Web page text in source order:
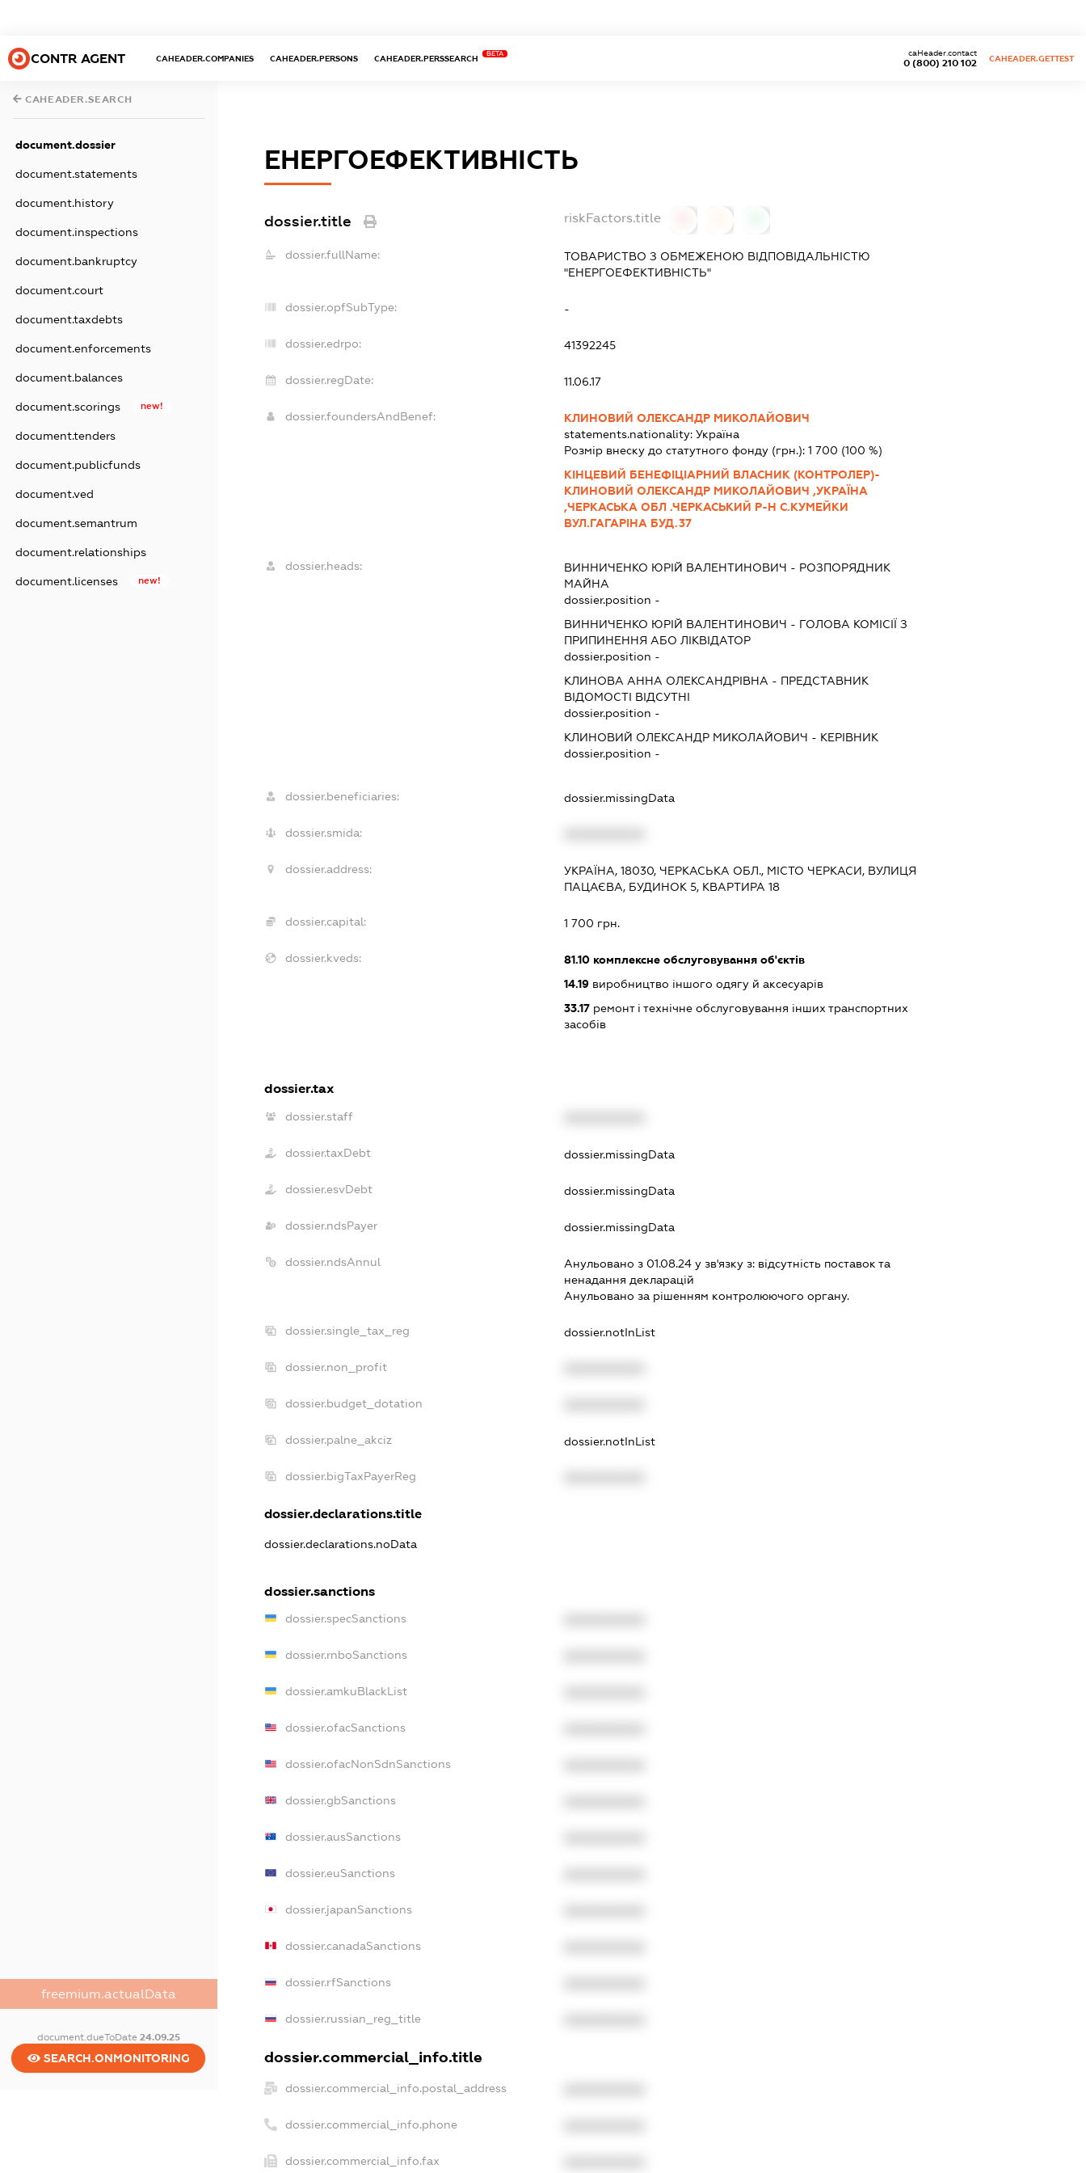
CONTR AGENT CAHEADER.COMPANIES CAHEADER.PERSONS CAHEADER.PERSSEARCH
BETA
0 (800) 210 102
caHeader.contact
CAHEADER.GETTEST
CAHEADER.SEARCH
document.dossier
document.statements
document.history
document.inspections
document.bankruptcy
document.court
document.taxdebts
document.enforcements
document.balances
document.scorings new!
document.tenders
document.publicfunds
document.ved
document.semantrum
document.relationships
document.licenses new!
freemium.actualData
document.dueToDate 24.09.25
SEARCH.ONMONITORING
ЕНЕРГОЕФЕКТИВНІСТЬ
dossier.title riskFactors.title
dossier.fullName:
ТОВАРИСТВО З ОБМЕЖЕНОЮ ВІДПОВІДАЛЬНІСТЮ
"ЕНЕРГОЕФЕКТИВНІСТЬ"
dossier.opfSubType: -
dossier.edrpo: 41392245
dossier.regDate: 11.06.17
dossier.foundersAndBenef:
КЛИНОВИЙ ОЛЕКСАНДР МИКОЛАЙОВИЧ
statements.nationality:Україна
Розмір внеску до статутного фонду (грн.):1 700 (100 %)
КІНЦЕВИЙ БЕНЕФІЦІАРНИЙ ВЛАСНИК (КОНТРОЛЕР)-
КЛИНОВИЙ ОЛЕКСАНДР МИКОЛАЙОВИЧ ,УКРАЇНА
,ЧЕРКАСЬКА ОБЛ .ЧЕРКАСЬКИЙ Р-Н С.КУМЕЙКИ
ВУЛ.ГАГАРІНА БУД.37
dossier.heads: ВИННИЧЕНКО ЮРІЙ ВАЛЕНТИНОВИЧ - РОЗПОРЯДНИК
МАЙНА
dossier.position -
ВИННИЧЕНКО ЮРІЙ ВАЛЕНТИНОВИЧ - ГОЛОВА КОМІСІЇ З
ПРИПИНЕННЯ АБО ЛІКВІДАТОР
dossier.position -
КЛИНОВА АННА ОЛЕКСАНДРІВНА - ПРЕДСТАВНИК
ВІДОМОСТІ ВІДСУТНІ
dossier.position -
КЛИНОВИЙ ОЛЕКСАНДР МИКОЛАЙОВИЧ - КЕРІВНИК
dossier.position -
dossier.beneficiaries: dossier.missingData
dossier.smida:
dossier.address:
УКРАЇНА, 18030, ЧЕРКАСЬКА ОБЛ., МІСТО ЧЕРКАСИ, ВУЛИЦЯ
ПАЦАЄВА, БУДИНОК 5, КВАРТИРА 18
dossier.capital: 1 700 грн.
dossier.kveds: 81.10 комплексне обслуговування об'єктів
14.19 виробництво іншого одягу й аксесуарів
33.17 ремонт і технічне обслуговування інших транспортних
засобів
dossier.tax
dossier.staff
dossier.taxDebt dossier.missingData
dossier.esvDebt dossier.missingData
dossier.ndsPayer dossier.missingData
dossier.ndsAnnul Анульовано з 01.08.24 у зв'язку з: вiдсутнiсть поставок та
ненадання декларацiй
Анульовано за рiшенням контролюючого органу.
dossier.single_tax_reg dossier.notInList
dossier.non_profit
dossier.budget_dotation
dossier.palne_akciz dossier.notInList
dossier.bigTaxPayerReg
dossier.declarations.title
dossier.declarations.noData
dossier.sanctions
dossier.specSanctions
dossier.rnboSanctions
dossier.amkuBlackList
dossier.ofacSanctions
dossier.ofacNonSdnSanctions
dossier.gbSanctions
dossier.ausSanctions
dossier.euSanctions
dossier.japanSanctions
dossier.canadaSanctions
dossier.rfSanctions
dossier.russian_reg_title
dossier.commercial_info.title
dossier.commercial_info.postal_address
dossier.commercial_info.phone
dossier.commercial_info.fax